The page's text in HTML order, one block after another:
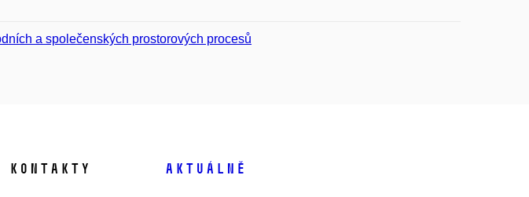
a společenských prostorových procesů
Kontakty Aktuálně